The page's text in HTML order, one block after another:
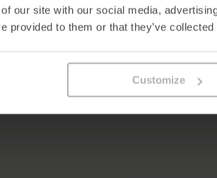
our site with our social media,
provided to them or that they’ve
Customize
En savoir plus
1 2 3